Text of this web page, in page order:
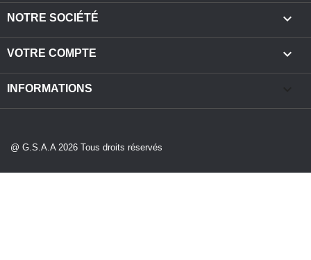
NOTRE SOCIÉTÉ 
VOTRE COMPTE 
INFORMATIONS
@ G.S.A.A 2026 Tous droits réservés